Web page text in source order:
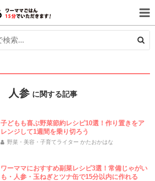
人参 に関する記事
子どもも喜ぶ野菜節約レシピ10選！作り置きをア
レンジして1週間を乗り切ろう
野菜・美容・子育てライター かたおかはな
ワーママにおすすめ副菜レシピ3選！常備じゃがい
も・人参・玉ねぎとツナ缶で15分以内に作れる